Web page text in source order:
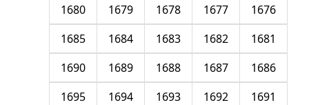
1676
1677
1678
1679
1680
1681
1682
1683
1684
1685
1686
1687
1688
1689
1690
1691
1692
1693
1694
1695